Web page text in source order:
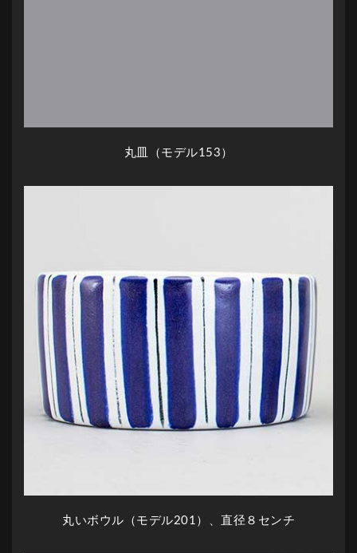
丸皿（モデル153）
丸いボウル（モデル201）、直径８センチ